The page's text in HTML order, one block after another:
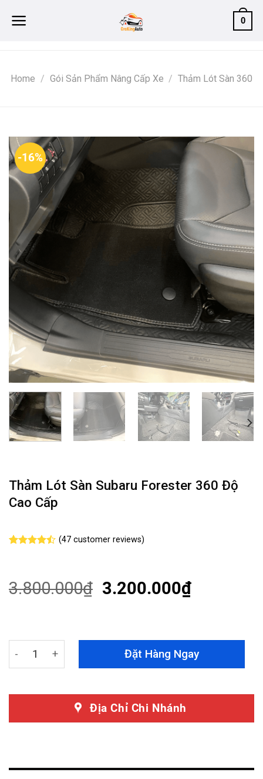
0
Home / Gói Sản Phẩm Nâng Cấp Xe / Thảm Lót Sàn 360
-16%
Thảm Lót Sàn Subaru Forester 360 Độ
Cao Cấp
based on
customer
(47customer reviews)
3.800.000₫ 3.200.000₫
Thảm Lót Sàn Subaru Forester 360 Độ Cao Cấp quantity
Đặt Hàng Ngay
Địa Chỉ Chi Nhánh